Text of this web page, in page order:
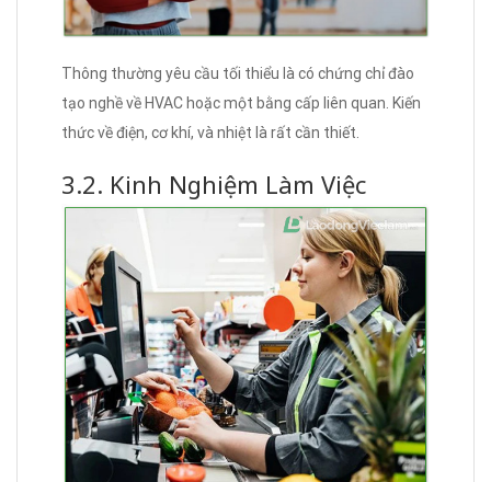
Thông thường yêu cầu tối thiểu là có chứng chỉ đào
tạo nghề về HVAC hoặc một bằng cấp liên quan. Kiến
thức về điện, cơ khí, và nhiệt là rất cần thiết.
3.2. Kinh Nghiệm Làm Việc